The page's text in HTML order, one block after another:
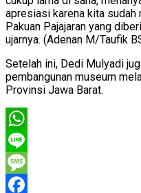
apresiasi karena kita sudah
Pakuan Pajajaran yang
ujarnya. (Adenan M/Taufik
Setelah ini, Dedi Mulyadi
pembangunan museum
Provinsi Jawa Barat.
WhatsApp
Line
Message